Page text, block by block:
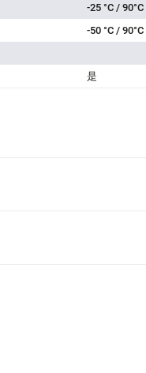
-25 °C / 90°C
-50 °C / 90°C
是